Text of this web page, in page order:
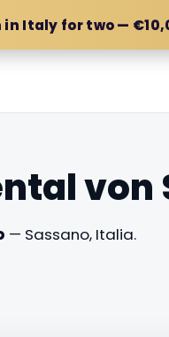
in Italy for two —
von
— Sassano, Italia.